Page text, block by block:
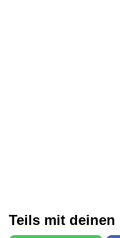
Teils mit deinen